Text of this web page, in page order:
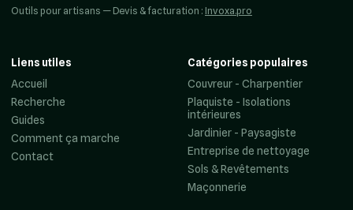
Outils pour artisans — Devis & facturation : Invoxa.pro
Liens utiles
Accueil
Recherche
Guides
Comment ça marche
Contact
Catégories populaires
Couvreur - Charpentier
Plaquiste - Isolations
intérieures
Jardinier - Paysagiste
Entreprise de nettoyage
Sols & Revêtements
Maçonnerie